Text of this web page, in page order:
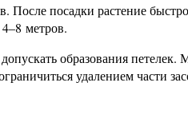
После посадки растение
метров.
образования петелек.
удалением части